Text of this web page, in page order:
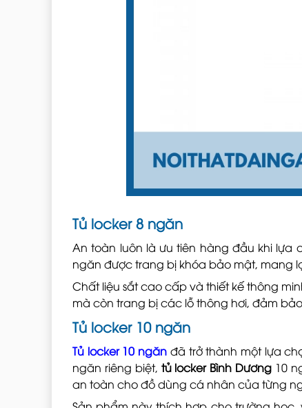
Tủ locker 8 ngăn
An toàn luôn là ưu tiên hàng đầu khi lựa
ngăn được trang bị khóa bảo mật, mang
Chất liệu sắt cao cấp và thiết kế thông
mà còn trang bị các lỗ thông hơi, đảm
Tủ locker 10 ngăn
Tủ locker 10 ngăn đã trở thành một lựa
ngăn riêng biệt, tủ locker Bình Dương 10
an toàn cho đồ dùng cá nhân của từng